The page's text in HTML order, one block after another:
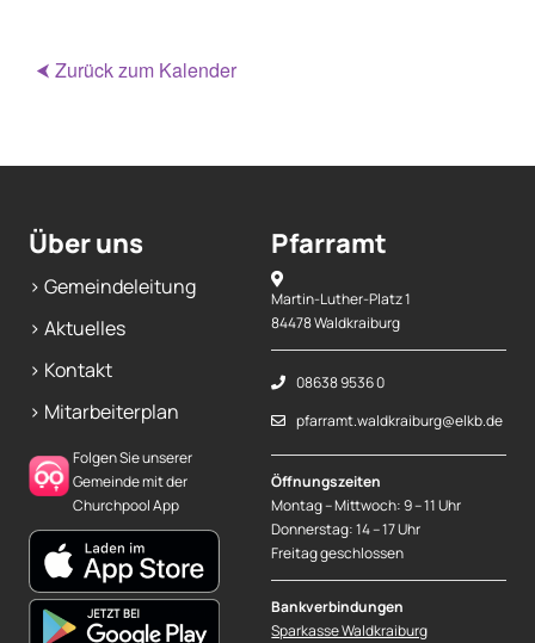
⮜ Zurück zum Kalender
Über uns
> Gemeindeleitung
> Aktuelles
> Kontakt
> Mitarbeiterplan
Folgen Sie unserer
Gemeinde mit der
Churchpool App
Pfarramt
Martin-Luther-Platz 1
84478 Waldkraiburg
08638 9536 0
pfarramt.waldkraiburg@elkb.de
Öffnungszeiten
Montag – Mittwoch: 9 – 11 Uhr
Donnerstag: 14 – 17 Uhr
Freitag geschlossen
Bankverbindungen
Sparkasse Waldkraiburg